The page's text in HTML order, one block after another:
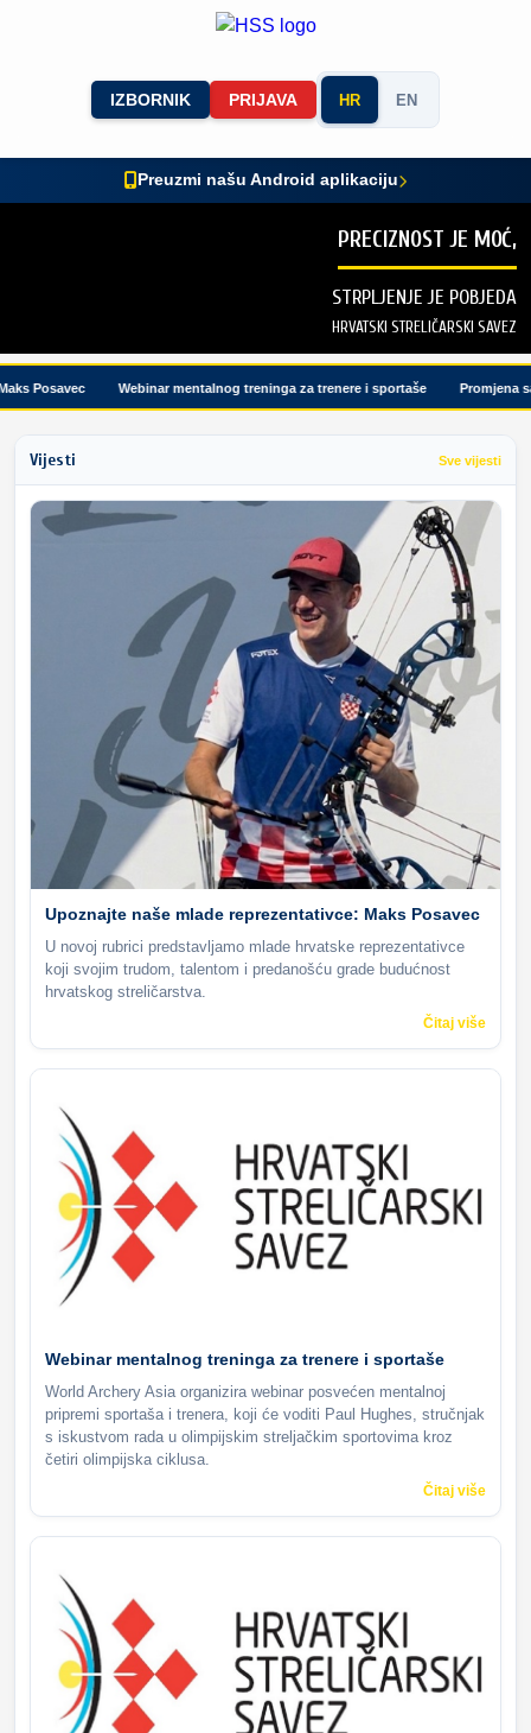
IZBORNIK PRIJAVA HR EN
Preuzmi našu Android aplikaciju
PRECIZNOST JE MOĆ,
STRPLJENJE JE POBJEDA
HRVATSKI STRELIČARSKI SAVEZ
Posavec Webinar mentalnog treninga za trenere i sportaše Promjena
Vijesti Sve vijesti
Upoznajte naše mlade reprezentativce: Maks Posavec
U novoj rubrici predstavljamo mlade hrvatske reprezentativce
koji svojim trudom, talentom i predanošću grade budućnost
hrvatskog streličarstva.
Čitaj više
Webinar mentalnog treninga za trenere i sportaše
World Archery Asia organizira webinar posvećen mentalnoj
pripremi sportaša i trenera, koji će voditi Paul Hughes, stručnjak
s iskustvom rada u olimpijskim streljačkim sportovima kroz
četiri olimpijska ciklusa.
Čitaj više